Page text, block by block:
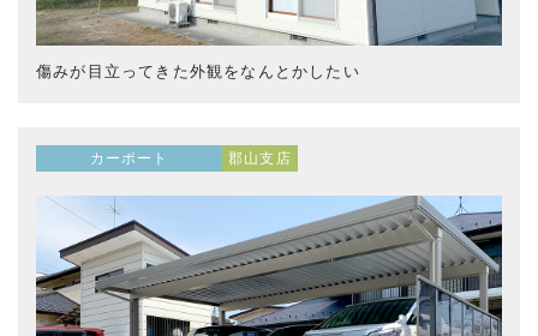
傷みが目立ってきた外観をなんとかしたい
カーポート 郡山支店